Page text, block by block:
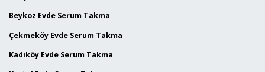
Beykoz Evde Serum Takma
Çekmeköy Evde Serum Takma
Kadıköy Evde Serum Takma